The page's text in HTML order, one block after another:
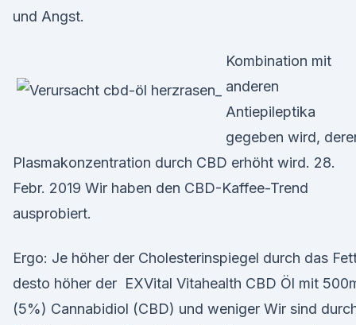
und Angst.
Kombination mit
anderen
Antiepileptika
gegeben wird,
Plasmakonzentration durch CBD erhöht wird. 28.
Febr. 2019 Wir haben den CBD-Kaffee-Trend
ausprobiert.
Ergo: Je höher der Cholesterinspiegel durch das
desto höher der EXVital Vitahealth CBD Öl mit
(5%) Cannabidiol (CBD) und weniger Wir sind